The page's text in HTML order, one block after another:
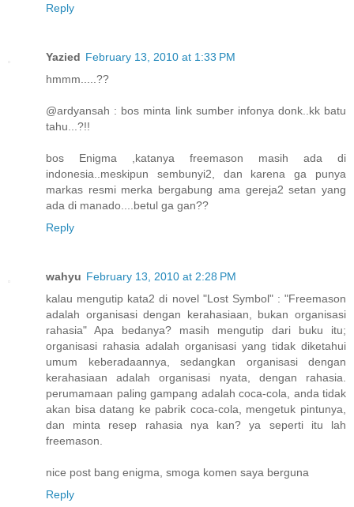
Reply
Yazied February 13, 2010 at 1:33 PM
hmmm.....??
@ardyansah : bos minta link sumber infonya donk..kk batu
tahu...?!!
bos Enigma ,katanya freemason masih ada di
indonesia..meskipun sembunyi2, dan karena ga punya
markas resmi merka bergabung ama gereja2 setan yang
ada di manado....betul ga gan??
Reply
wahyu February 13, 2010 at 2:28 PM
kalau mengutip kata2 di novel "Lost Symbol" : "Freemason
adalah organisasi dengan kerahasiaan, bukan organisasi
rahasia" Apa bedanya? masih mengutip dari buku itu;
organisasi rahasia adalah organisasi yang tidak diketahui
umum keberadaannya, sedangkan organisasi dengan
kerahasiaan adalah organisasi nyata, dengan rahasia.
perumamaan paling gampang adalah coca-cola, anda tidak
akan bisa datang ke pabrik coca-cola, mengetuk pintunya,
dan minta resep rahasia nya kan? ya seperti itu lah
freemason.
nice post bang enigma, smoga komen saya berguna
Reply